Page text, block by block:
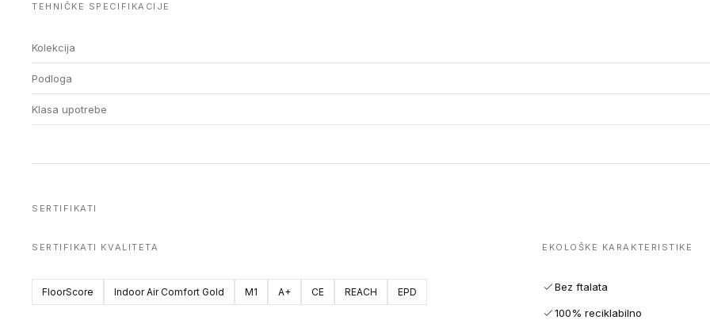
TEHNIČKE SPECIFIKACIJE
Kolekcija
Podloga
Klasa upotrebe
SERTIFIKATI
SERTIFIKATI KVALITETA
FloorScore Indoor Air Comfort Gold M1 A+ CE REACH EPD
EKOLOŠKE KARAKTERISTIKE
Bez ftalata
100% reciklabilno